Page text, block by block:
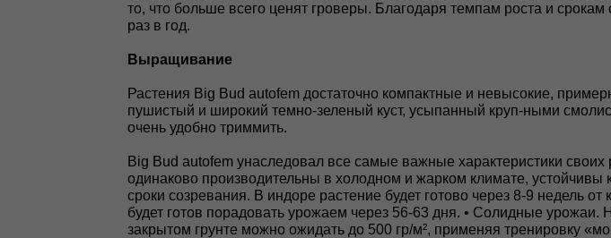
то, что больше всего ценят гроверы. Благодаря темпам роста и
раз в год.
Выращивание
Растения Big Bud autofem достаточно компактные и невысокие,
пушистый и широкий темно-зеленый куст, усыпанный круп-ными
очень удобно триммить.
Big Bud autofem унаследовал все самые важные характеристики
одинаково производительны в холодном и жарком климате,
сроки созревания. В индоре растение будет готово через 8-9 недель
будет готов порадовать урожаем через 56-63 дня. • Солидные
закрытом грунте можно ожидать до 500 гр/м², применяя тренировку